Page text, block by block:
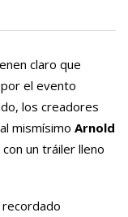
claro que
el evento
los creadores
mismísimo Arnold
un tráiler lleno